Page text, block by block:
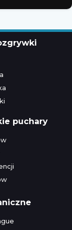
puchary